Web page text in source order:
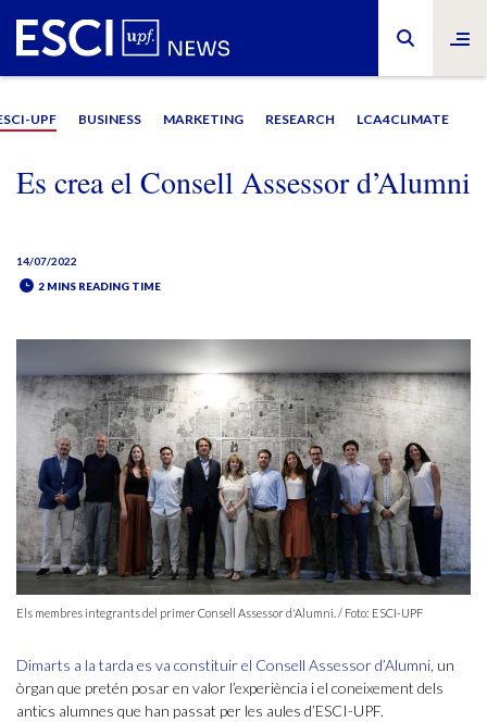
UPF BUSINESS MARKETING RESEARCH LCA4CLIMATE
Es crea el Consell Assessor d’Alumni
14/07/2022
2 MINS READING TIME
Els membres integrants del primer Consell Assessor d'Alumni. / Foto: ESCI-UPF
Dimarts a la tarda es va constituir el Consell Assessor d’Alumni, un
òrgan que pretén posar en valor l’experiència i el coneixement dels
antics alumnes que han passat per les aules d’ESCI-UPF.